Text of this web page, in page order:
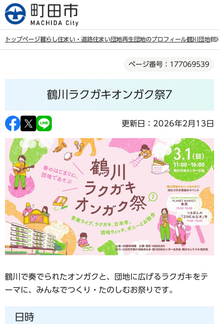
こ
の
す
トップページ暮らし住まい・道路住まい団地再生団地のプロフィール鶴川団地鶴
ら
ページ番号：177069539
鶴川ラクガキオンガク祭7
更新日：2026年2月13日
鶴川で奏でられたオンガクと、団地に広げるラクガキをテ
ーマに、みんなでつくり・たのしむお祭りです。
日時